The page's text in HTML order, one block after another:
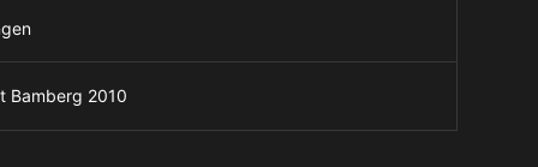
Bamberg 2010